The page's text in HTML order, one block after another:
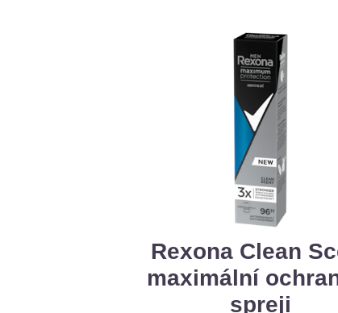
Rexona Clean
maximální
spreji